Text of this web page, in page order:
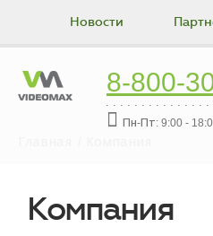
Новости
8-800-
Пн-Пт: 9:00 -
Компания